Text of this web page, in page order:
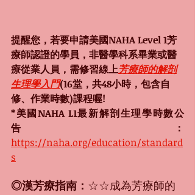
提醒您，若要申請美國NAHA Level 1芳
療師認證的學員，非醫學科系畢業或醫
療從業人員，需修習線上芳療師的解剖
生理學入門(16堂，共48小時，包含自
修、作業時數)課程喔!
*美國NAHA L1最新解剖生理學時數公
告：
https://naha.org/education/standard
s
◎漢芳療指南： ☆☆成為芳療師的